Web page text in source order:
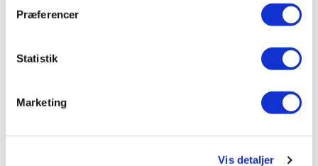
Præferencer
Statistik
Marketing
Vis detaljer
Energimærke
E
140 m
11,35 ha
1912 / 1974
1974